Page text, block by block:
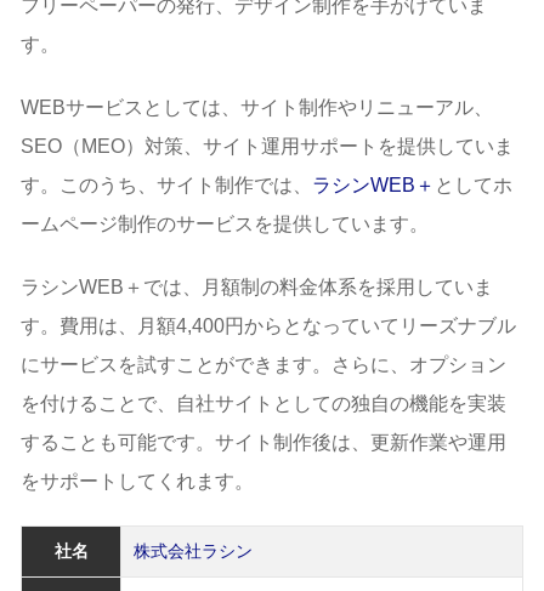
フリーペーパーの発行、デザイン制作を手がけていま
す。
WEBサービスとしては、サイト制作やリニューアル、
SEO（MEO）対策、サイト運用サポートを提供していま
す。このうち、サイト制作では、 ラシンWEB＋ としてホ
ームページ制作のサービスを提供しています。
ラシンWEB＋では、月額制の料金体系を採用していま
す。費用は、月額4,400円からとなっていてリーズナブル
にサービスを試すことができます。さらに、オプション
を付けることで、自社サイトとしての独自の機能を実装
することも可能です。サイト制作後は、更新作業や運用
をサポートしてくれます。
社名 株式会社ラシン